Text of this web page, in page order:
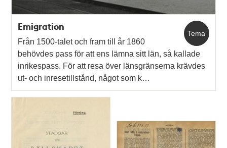
Tema
Emigration
Från 1500-talet och fram till år 1860
behövdes pass för att ens lämna sitt län, så kallade
inrikespass. För att resa över länsgränserna krävdes
ut- och inresetillstånd, något som k…